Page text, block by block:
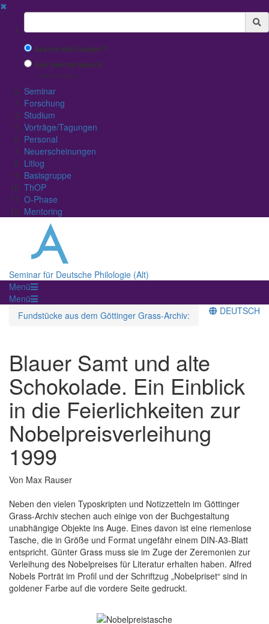
✖
Suchbegriff
Search with Google™
Use Internal Search
(limited result quality)
Seminar
Forschung
Studium
Vorträge/Tagungen
Personal
Neuerscheinungen
Litlog
Basisgruppe
ThOP
O-Phase
Mentoring
Seminar für Deutsche Philologie (Alt)
Menü
Menü
Fundstücke aus dem Göttinger Grass-Archiv:
DEUTSCH
Blauer Samt und alte
Schokolade. Ein Einblick
in die Feierlichkeiten zur
Nobelpreisverleihung
1999
Von Max Rauser
Neben den vielen Typoskripten und Notizzetteln im Göttinger
Grass-Archiv stechen auch einige von der Buchgestaltung
unabhängige Objekte ins Auge. Eines davon ist eine riemenlose
Tasche, die in Größe und Format ungefähr einem DIN-A3-Blatt
entspricht. Günter Grass muss sie im Zuge der Zeremonien zur
Verleihung des Nobelpreises für Literatur erhalten haben. Alfred
Nobels Porträt im Profil und der Schriftzug „Nobelpriset“ sind in
goldener Farbe auf die vordere Seite gedruckt.